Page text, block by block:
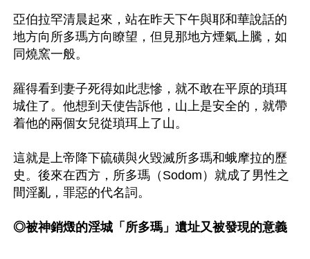
亞伯拉罕清晨起來，站在昨天下午與耶和華說話的
地方向所多瑪方向瞭望，但見那地方煙氣上騰，如
同燒窯一般。
羅得看到妻子死得如此悲慘，就不敢在平原的瑣珥
城住了。他想到天使告訴他，山上是安全的，就帶
着他的兩個女兒從瑣珥上了山。
這就是上帝降下硫磺與火毀滅所多瑪和蛾摩拉的歷
史。後來在西方，所多瑪（Sodom）就成了男性之
間淫亂，罪惡的代名詞。
◎被神銷燬的淫城「所多瑪」遺址又被發現的意義